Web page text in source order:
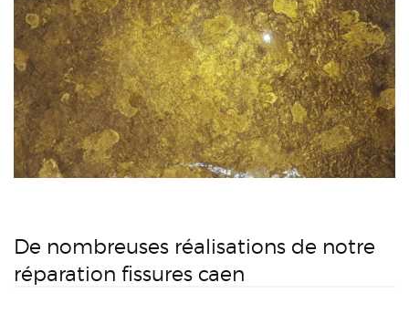
De nombreuses réalisations de notre
réparation fissures caen